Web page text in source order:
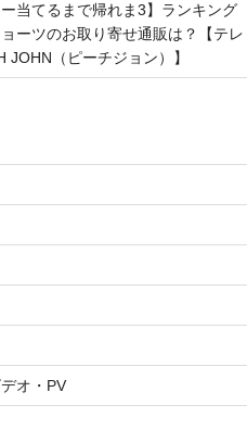
当てるまで帰れま3】ランキング
ーツのお取り寄せ通販は？【テレ
JOHN（ピーチジョン）】
オ・PV